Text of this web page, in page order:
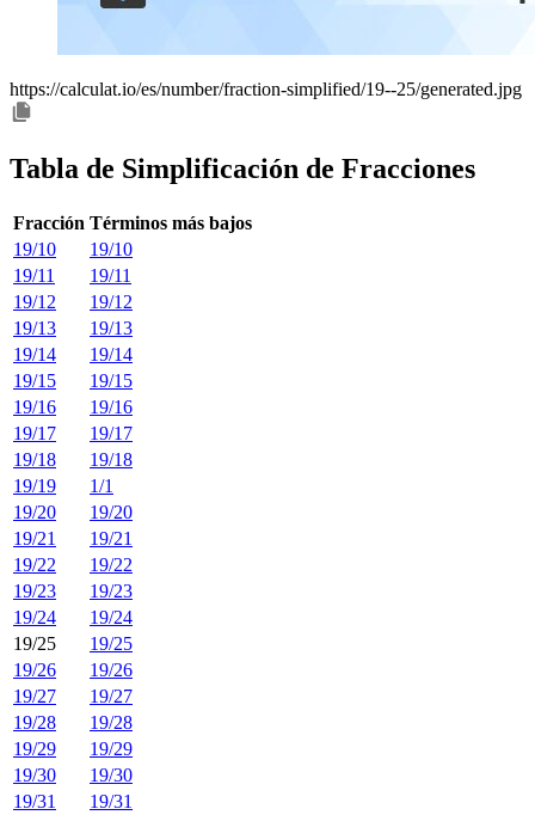
https://calculat.io/es/number/fraction-simplified/19--25/generated.jpg
Tabla de Simplificación de Fracciones
Fracción Términos más bajos
19/10
19/10
19/11
19/11
19/12
19/12
19/13
19/13
19/14
19/14
19/15
19/15
19/16
19/16
19/17
19/17
19/18
19/18
19/19
1/1
19/20
19/20
19/21
19/21
19/22
19/22
19/23
19/23
19/24
19/24
19/25
19/25
19/26
19/26
19/27
19/27
19/28
19/28
19/29
19/29
19/30
19/30
19/31
19/31